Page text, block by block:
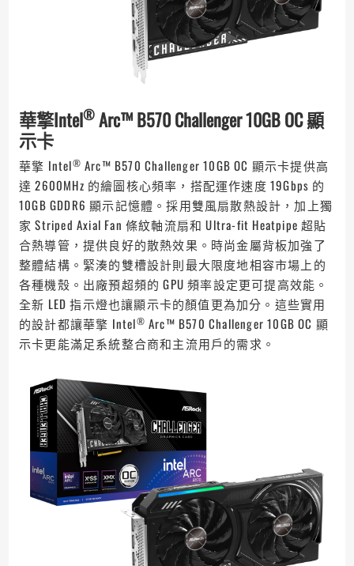
華擎Intel® Arc™ B570 Challenger 10GB OC顯
示卡
華擎 Intel® Arc™ B570 Challenger 10GB OC 顯示卡提供高
達 2600MHz 的繪圖核心頻率，搭配運作速度 19Gbps 的
10GB GDDR6 顯示記憶體。採用雙風扇散熱設計，加上獨
家 Striped Axial Fan 條紋軸流扇和 Ultra-fit Heatpipe 超貼
合熱導管，提供良好的散熱效果。時尚金屬背板加強了
整體結構。緊湊的雙槽設計則最大限度地相容市場上的
各種機殼。出廠預超頻的 GPU 頻率設定更可提高效能。
全新 LED 指示燈也讓顯示卡的顏值更為加分。這些實用
的設計都讓華擎 Intel® Arc™ B570 Challenger 10GB OC 顯
示卡更能滿足系統整合商和主流用戶的需求。